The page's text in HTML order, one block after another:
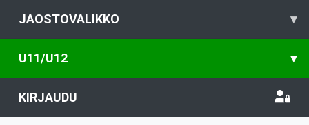
JAOSTOVALIKKO ▾
U11/U12 ▾
KIRJAUDU